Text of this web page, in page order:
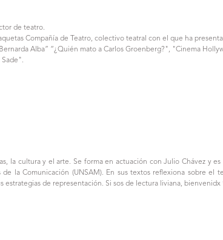
de teatro.
Compañía de Teatro, colectivo teatral con el que ha
Alba” “¿Quién mato a Carlos Groenberg?", "Cinema
Sade".
la cultura y el arte. Se forma en actuación con Julio Chávez y es
de la Comunicación (UNSAM). En sus textos reflexiona sobre el
estrategias de representación. Si sos de lectura liviana, bienvenidx